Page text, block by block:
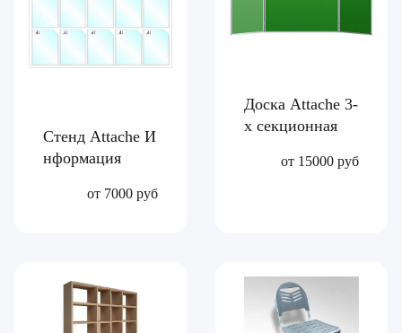
Стенд Attache И
нформация
от 7000 руб
Доска Attache 3-
х секционная
от 15000 руб